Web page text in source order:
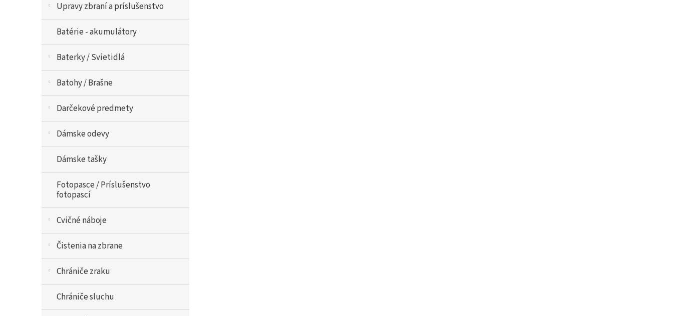
Upravy zbraní a príslušenstvo
Batérie - akumulátory
Baterky / Svietidlá
Batohy / Brašne
Darčekové predmety
Dámske odevy
Dámske tašky
Fotopasce / Príslušenstvo
fotopascí
Cvičné náboje
Čistenia na zbrane
Chrániče zraku
Chrániče sluchu